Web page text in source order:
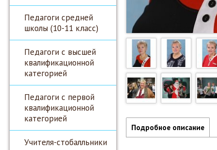
Педагоги средней
школы (10-11 класс)
Педагоги с высшей
квалификационной
категорией
Педагоги с первой
квалификационной
категорией
Учителя-стобалльники
Подробное описание